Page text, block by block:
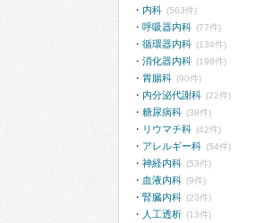
内科 (563件)
呼吸器内科 (77件)
循環器内科 (134件)
消化器内科 (198件)
胃腸科 (90件)
内分泌代謝科 (22件)
糖尿病科 (38件)
リウマチ科 (42件)
アレルギー科 (54件)
神経内科 (53件)
血液内科 (9件)
腎臓内科 (23件)
人工透析 (13件)